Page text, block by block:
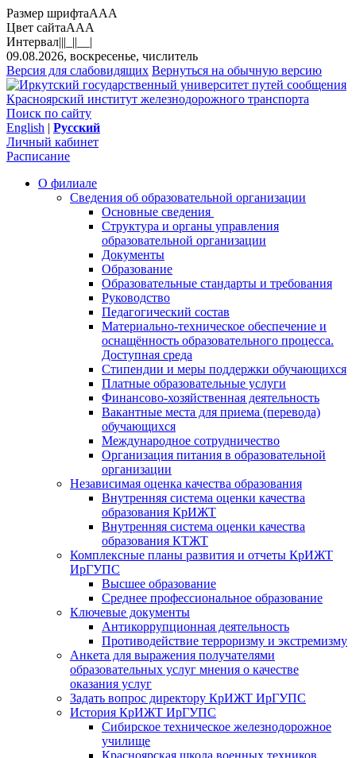
Размер шрифтаAAA
Цвет сайтаAAA
Интервал|||_||__|
09.08.2026, воскресенье, числитель
Версия для слабовидящих Вернуться на обычную версию
Красноярский институт железнодорожного транспорта
Поиск по сайту
English | Русский
Личный кабинет
Расписание
О филиале
Сведения об образовательной организации
Основные сведения
Структура и органы управления
образовательной организации
Документы
Образование
Образовательные стандарты и требования
Руководство
Педагогический состав
Материально-техническое обеспечение и
оснащённость образовательного процесса.
Доступная среда
Стипендии и меры поддержки обучающихся
Платные образовательные услуги
Финансово-хозяйственная деятельность
Вакантные места для приема (перевода)
обучающихся
Международное сотрудничество
Организация питания в образовательной
организации
Независимая оценка качества образования
Внутренняя система оценки качества
образования КрИЖТ
Внутренняя система оценки качества
образования КТЖТ
Комплексные планы развития и отчеты КрИЖТ
ИрГУПС
Высшее образование
Среднее профессиональное образование
Ключевые документы
Антикоррупционная деятельность
Противодействие терроризму и экстремизму
Анкета для выражения получателями
образовательных услуг мнения о качестве
оказания услуг
Задать вопрос директору КрИЖТ ИрГУПС
История КрИЖТ ИрГУПС
Сибирское техническое железнодорожное
училище
Красноярская школа военных техников